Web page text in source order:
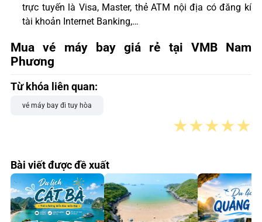
trực tuyến là Visa, Master, thẻ ATM nội địa có đăng kí
tài khoản Internet Banking,…
Mua vé máy bay giá rẻ tại VMB Nam
Phương
Từ khóa liên quan:
vé máy bay đi tuy hòa
★★★★★
Bài viết được đề xuất